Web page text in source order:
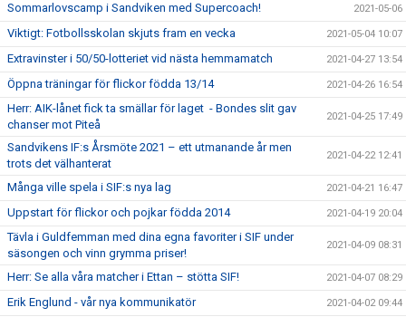
Sommarlovscamp i Sandviken med Supercoach! 2021-05-06
Viktigt: Fotbollsskolan skjuts fram en vecka 2021-05-04 10:07
Extravinster i 50/50-lotteriet vid nästa hemmamatch 2021-04-27 13:54
Öppna träningar för flickor födda 13/14 2021-04-26 16:54
Herr: AIK-lånet fick ta smällar för laget - Bondes slit gav
chanser mot Piteå
2021-04-25 17:49
Sandvikens IF:s Årsmöte 2021 – ett utmanande år men
trots det välhanterat
2021-04-22 12:41
Många ville spela i SIF:s nya lag 2021-04-21 16:47
Uppstart för flickor och pojkar födda 2014 2021-04-19 20:04
Tävla i Guldfemman med dina egna favoriter i SIF under
säsongen och vinn grymma priser!
2021-04-09 08:31
Herr: Se alla våra matcher i Ettan – stötta SIF! 2021-04-07 08:29
Erik Englund - vår nya kommunikatör 2021-04-02 09:44